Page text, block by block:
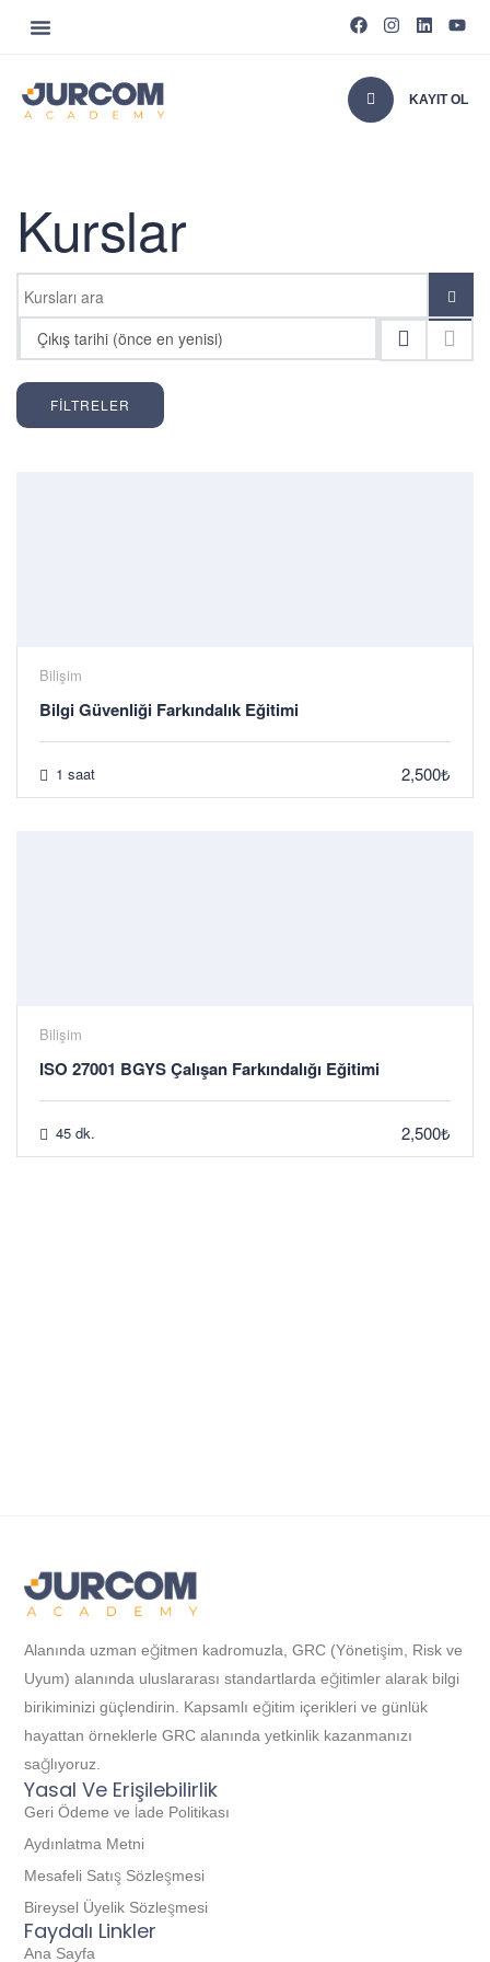
KAYIT OL
Kurslar
Çıkış tarihi (önce en yenisi)
FILTRELER
Bilişim
Bilgi Güvenliği Farkındalık Eğitimi
1 saat 2,500₺
Bilişim
ISO 27001 BGYS Çalışan Farkındalığı Eğitimi
45 dk. 2,500₺
Alanında uzman eğitmen kadromuzla, GRC (Yönetişim, Risk ve
Uyum) alanında uluslararası standartlarda eğitimler alarak bilgi
birikiminizi güçlendirin. Kapsamlı eğitim içerikleri ve günlük
hayattan örneklerle GRC alanında yetkinlik kazanmanızı
sağlıyoruz.
Faydalı Linkler
Ana Sayfa
Yasal Ve Erişilebilirlik
Geri Ödeme ve İade Politikası
Aydınlatma Metni
Mesafeli Satış Sözleşmesi
Bireysel Üyelik Sözleşmesi